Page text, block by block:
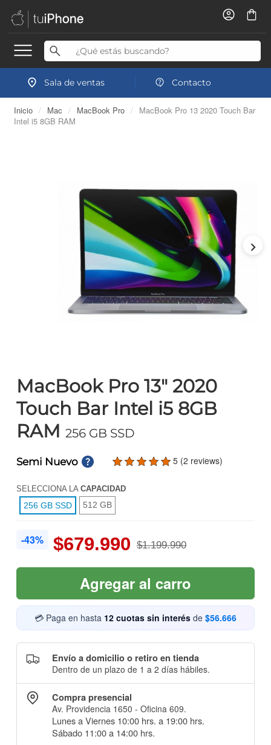
Sala de ventas Contacto
Inicio / Mac / MacBook Pro / MacBook Pro 13 2020 Touch Bar
Intel i5 8GB RAM
MacBook Pro 13" 2020
Touch Bar Intel i5 8GB
RAM 256 GB SSD
Semi Nuevo 5 (2 reviews)
SELECCIONA LA CAPACIDAD
256 GB SSD 512 GB
-43% $679.990 $1.199.990
Agregar al carro
💳 Paga en hasta 12 cuotas sin interés de $56.666
Envío a domicilio o retiro en tienda
Dentro de un plazo de 1 a 2 días hábiles.
Compra presencial
Av. Providencia 1650 - Oficina 609.
Lunes a Viernes 10:00 hrs. a 19:00 hrs.
Sábado 11:00 a 14:00 hrs.